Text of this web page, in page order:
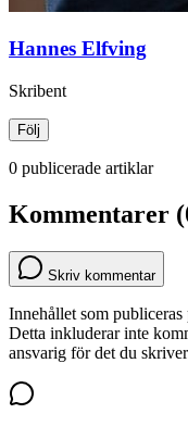
Hannes Elfving
Skribent
Följ
0 publicerade artiklar
Kommentarer
Skriv kommentar
Innehållet som
Detta inkluderar inte
ansvarig för det du